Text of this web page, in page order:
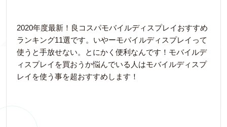
2020年度最新！良コスパモバイルディスプレイおすすめ
ランキング11選です。いやーモバイルディスプレイって
使うと手放せない。とにかく便利なんです！モバイルデ
ィスプレイを買おうか悩んでいる人はモバイルディスプ
レイを使う事を超おすすめします！